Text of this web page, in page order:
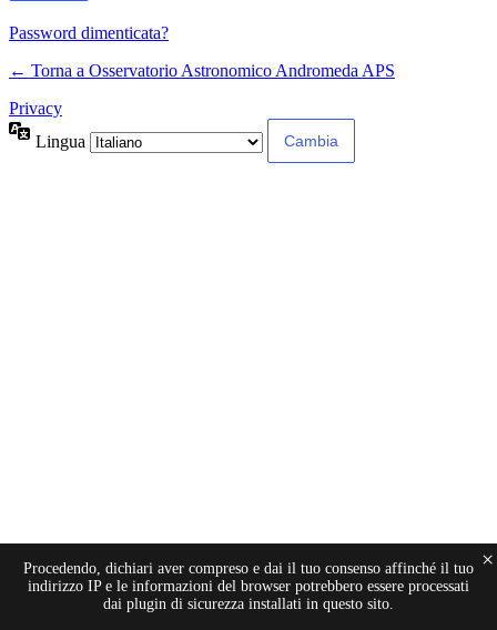
Password dimenticata?
← Torna a Osservatorio Astronomico Andromeda APS
Privacy
Lingua
Procedendo, dichiari aver compreso e dai il tuo consenso affinché il tuo
indirizzo IP e le informazioni del browser potrebbero essere processati
dai plugin di sicurezza installati in questo sito.
×